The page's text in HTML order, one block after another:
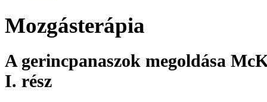
Mozgásterápia
A gerincpanaszok megoldása
I. rész